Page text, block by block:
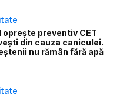
oprește preventiv CET
din cauza caniculei.
nu rămân fără apă